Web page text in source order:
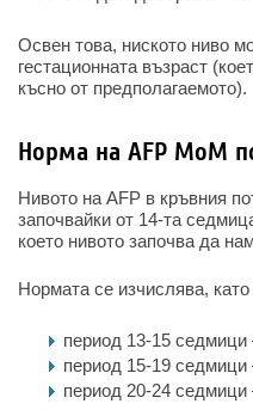
Освен това, ниското ниво
гестационната възраст
късно от предполагаемото).
Норма на AFP MoM
Нивото на AFP в кръвния
започвайки от 14-та
което нивото започва да
Нормата се изчислява,
период 13-15
период 15-19
период 20-24